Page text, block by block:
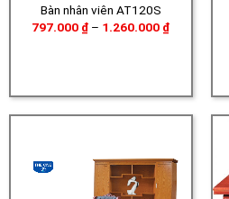
Bàn nhân viên AT120S
797.000 ₫ – 1.260.000 ₫Khoảng